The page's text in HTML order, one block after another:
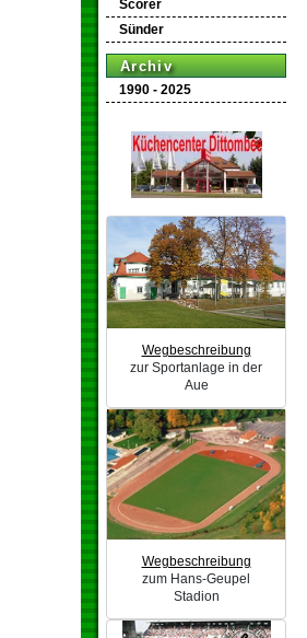
Scorer
Sünder
Archiv
1990 - 2025
Wegbeschreibung
zur Sportanlage in der
Aue
Wegbeschreibung
zum Hans-Geupel
Stadion